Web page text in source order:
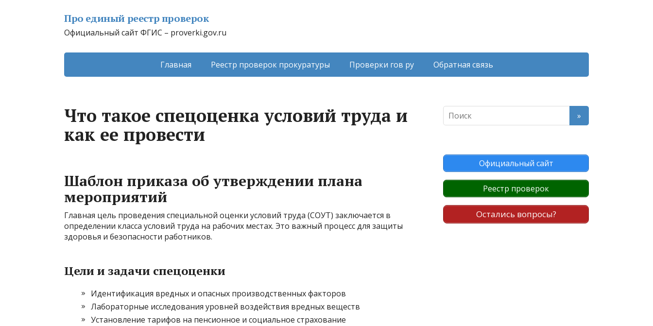
Про единый реестр проверок
Официальный сайт ФГИС – proverki.gov.ru
Главная Реестр проверок прокуратуры Проверки гов ру Обратная связь
Что такое спецоценка условий труда и
как ее провести
Шаблон приказа об утверждении плана
мероприятий
Главная цель проведения специальной оценки условий труда (СОУТ) заключается в
определении класса условий труда на рабочих местах. Это важный процесс для защиты
здоровья и безопасности работников.
Цели и задачи спецоценки
Идентификация вредных и опасных производственных факторов
Лабораторные исследования уровней воздействия вредных веществ
Установление тарифов на пенсионное и социальное страхование
Официальный сайт
Реестр проверок
Остались вопросы?